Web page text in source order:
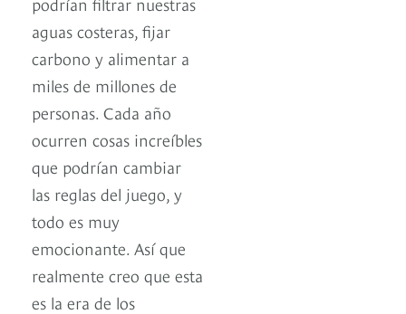
aguas costeras, fijar
carbono y alimentar a
miles de millones de
personas. Cada año
ocurren cosas increíbles
que podrían cambiar
las reglas del juego, y
todo es muy
emocionante. Así que
realmente creo que esta
es la era de los